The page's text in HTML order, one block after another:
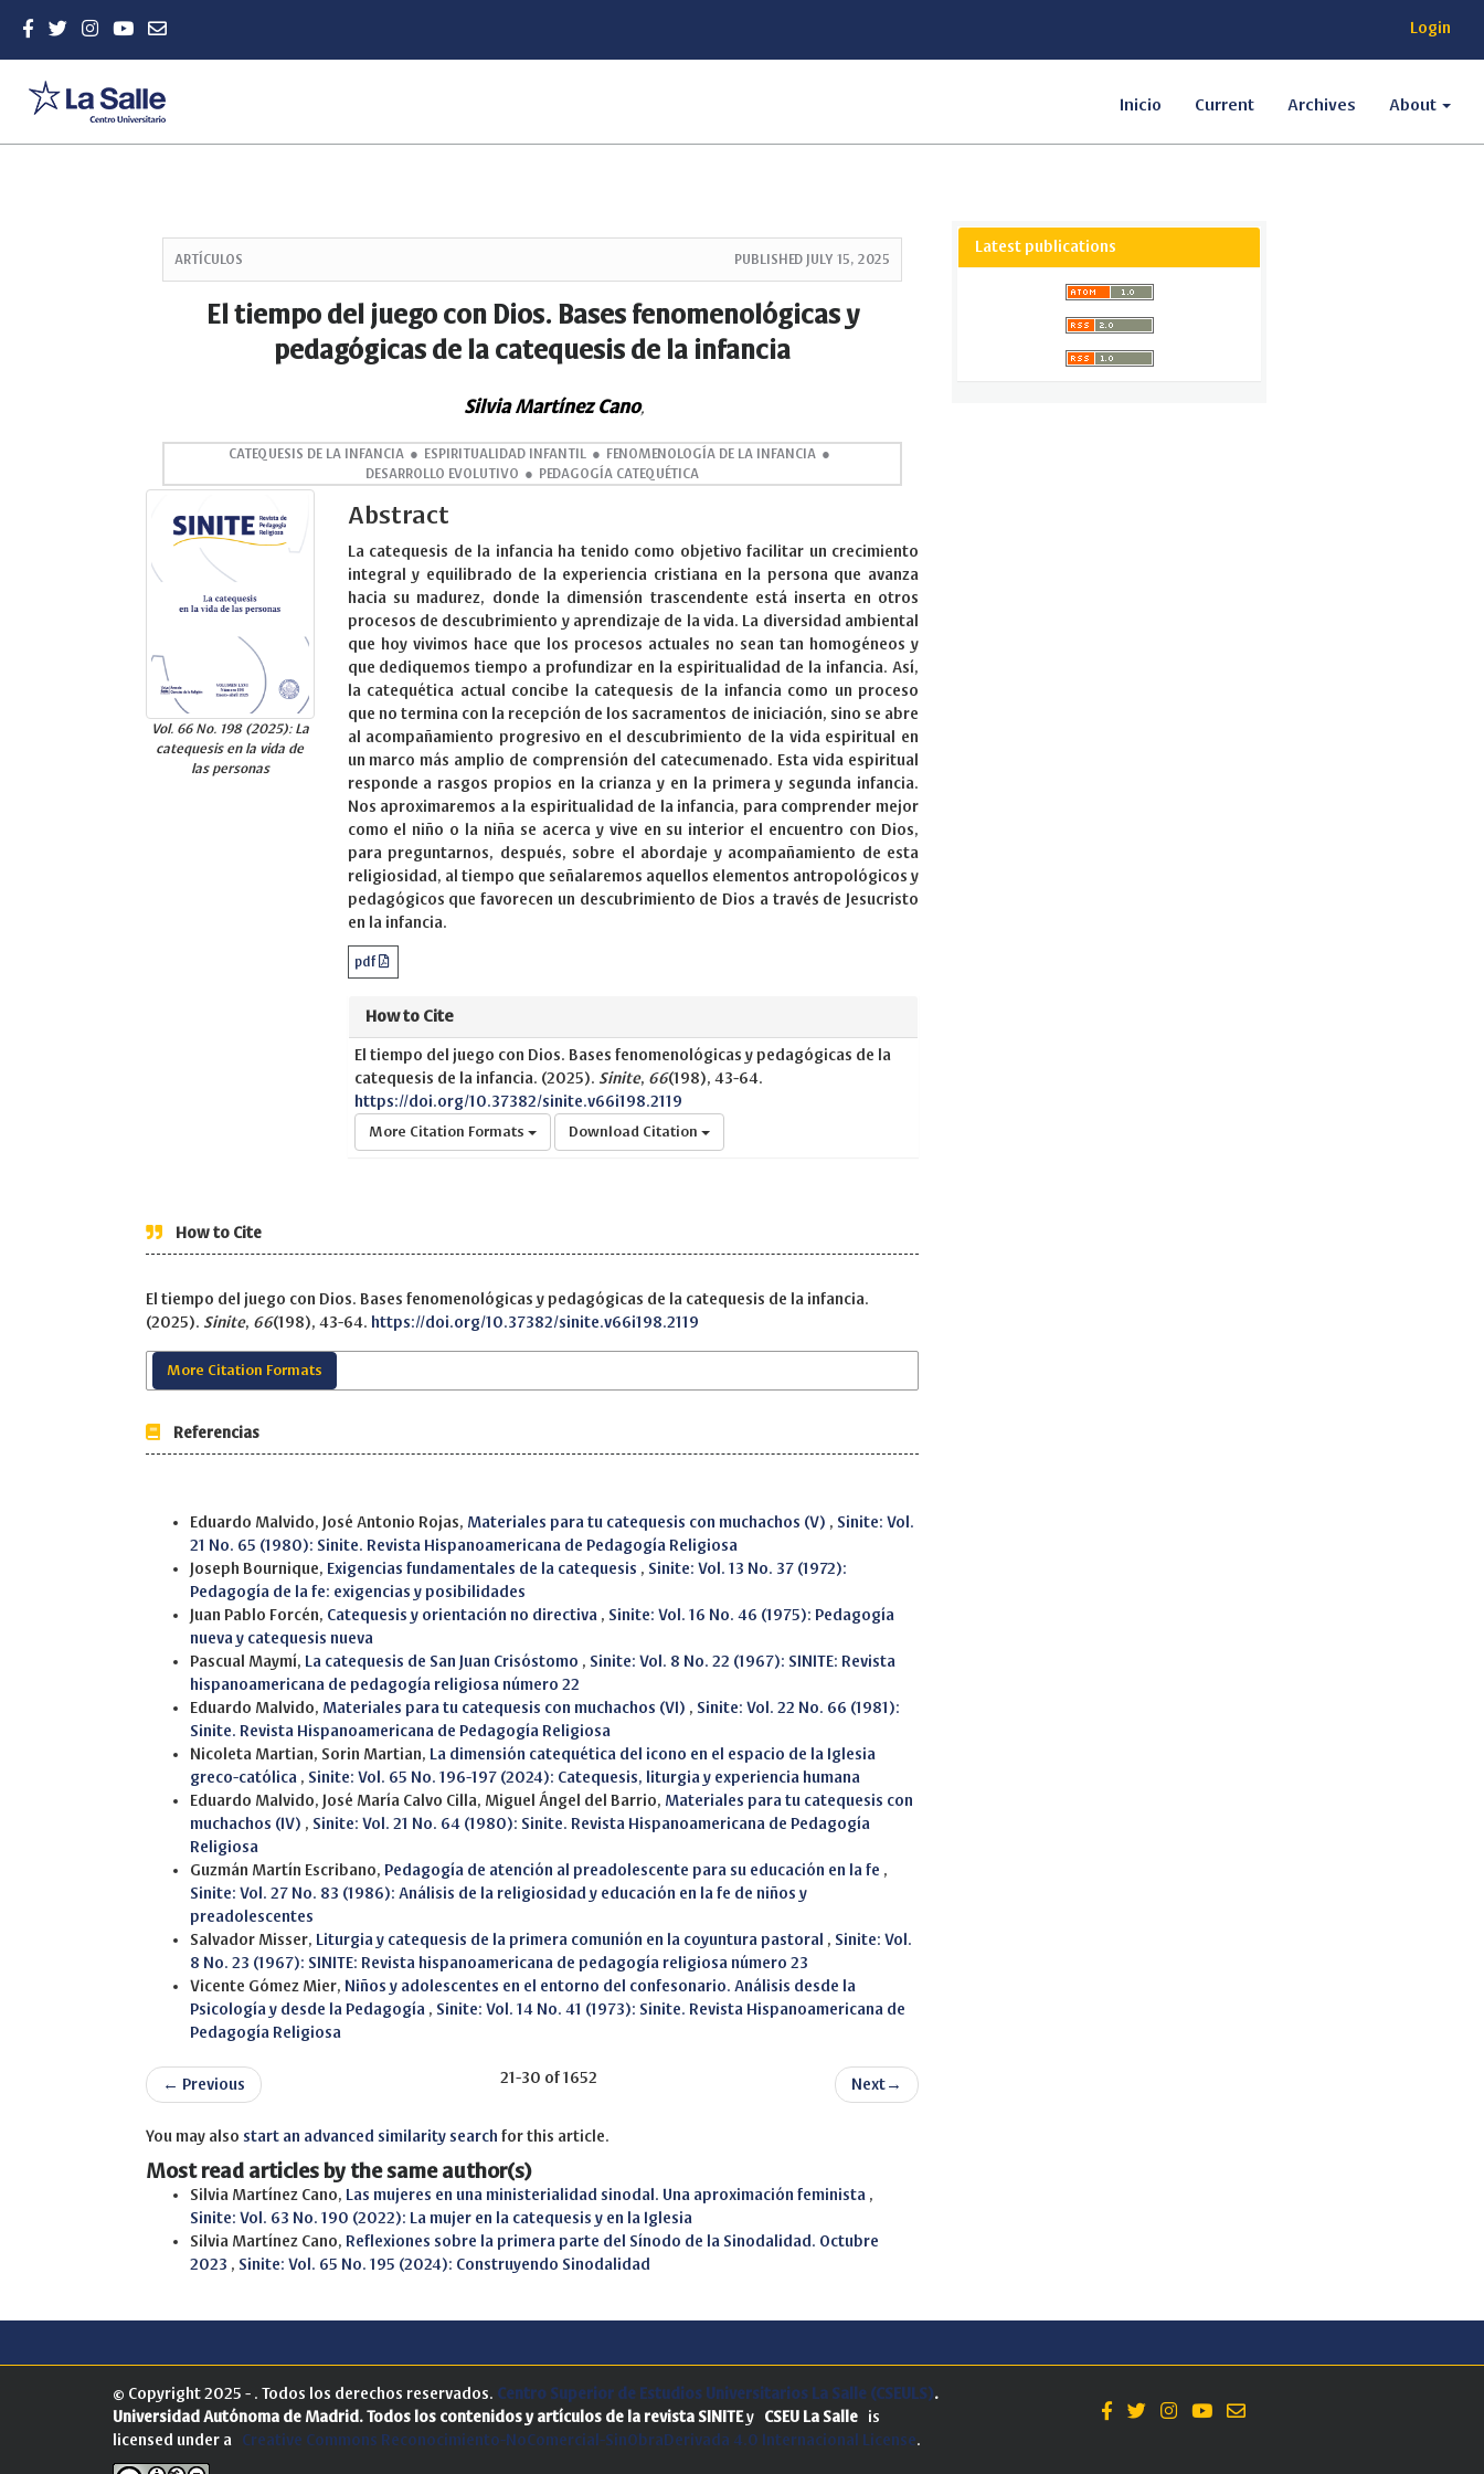
Login
Inicio Current Archives About
ARTÍCULOS PUBLISHED JULY 15, 2025
El tiempo del juego con Dios. Bases fenomenológicas y
pedagógicas de la catequesis de la infancia
Silvia Martínez Cano,
CATEQUESIS DE LA INFANCIA ESPIRITUALIDAD INFANTIL
FENOMENOLOGÍA DE LA INFANCIA
DESARROLLO EVOLUTIVO
PEDAGOGÍA CATEQUÉTICA
Vol. 66 No. 198 (2025): La
catequesis en la vida de
las personas
Abstract
La catequesis de la infancia ha tenido como objetivo facilitar un crecimiento
integral y equilibrado de la experiencia cristiana en la persona que avanza
hacia su madurez, donde la dimensión trascendente está inserta en otros
procesos de descubrimiento y aprendizaje de la vida. La diversidad ambiental
que hoy vivimos hace que los procesos actuales no sean tan homogéneos y
que dediquemos tiempo a profundizar en la espiritualidad de la infancia. Así,
la catequética actual concibe la catequesis de la infancia como un proceso
que no termina con la recepción de los sacramentos de iniciación, sino se abre
al acompañamiento progresivo en el descubrimiento de la vida espiritual en
un marco más amplio de comprensión del catecumenado. Esta vida espiritual
responde a rasgos propios en la crianza y en la primera y segunda infancia.
Nos aproximaremos a la espiritualidad de la infancia, para comprender mejor
como el niño o la niña se acerca y vive en su interior el encuentro con Dios,
para preguntarnos, después, sobre el abordaje y acompañamiento de esta
religiosidad, al tiempo que señalaremos aquellos elementos antropológicos y
pedagógicos que favorecen un descubrimiento de Dios a través de Jesucristo
en la infancia.
pdf
How to Cite
El tiempo del juego con Dios. Bases fenomenológicas y pedagógicas de la
catequesis de la infancia. (2025). Sinite, 66(198), 43-64.
https://doi.org/10.37382/sinite.v66i198.2119
More Citation Formats Download Citation
How to Cite
El tiempo del juego con Dios. Bases fenomenológicas y pedagógicas de la catequesis de la infancia.
(2025). Sinite, 66(198), 43-64. https://doi.org/10.37382/sinite.v66i198.2119
More Citation Formats
Referencias
Eduardo Malvido, José Antonio Rojas, Materiales para tu catequesis con muchachos (V) , Sinite: Vol.
21 No. 65 (1980): Sinite. Revista Hispanoamericana de Pedagogía Religiosa
Joseph Bournique, Exigencias fundamentales de la catequesis , Sinite: Vol. 13 No. 37 (1972):
Pedagogía de la fe: exigencias y posibilidades
Juan Pablo Forcén, Catequesis y orientación no directiva , Sinite: Vol. 16 No. 46 (1975): Pedagogía
nueva y catequesis nueva
Pascual Maymí, La catequesis de San Juan Crisóstomo , Sinite: Vol. 8 No. 22 (1967): SINITE: Revista
hispanoamericana de pedagogía religiosa número 22
Eduardo Malvido, Materiales para tu catequesis con muchachos (VI) , Sinite: Vol. 22 No. 66 (1981):
Sinite. Revista Hispanoamericana de Pedagogía Religiosa
Nicoleta Martian, Sorin Martian, La dimensión catequética del icono en el espacio de la Iglesia
greco-católica , Sinite: Vol. 65 No. 196-197 (2024): Catequesis, liturgia y experiencia humana
Eduardo Malvido, José María Calvo Cilla, Miguel Ángel del Barrio, Materiales para tu catequesis con
muchachos (IV) , Sinite: Vol. 21 No. 64 (1980): Sinite. Revista Hispanoamericana de Pedagogía
Religiosa
Guzmán Martín Escribano, Pedagogía de atención al preadolescente para su educación en la fe ,
Sinite: Vol. 27 No. 83 (1986): Análisis de la religiosidad y educación en la fe de niños y
preadolescentes
Salvador Misser, Liturgia y catequesis de la primera comunión en la coyuntura pastoral , Sinite: Vol.
8 No. 23 (1967): SINITE: Revista hispanoamericana de pedagogía religiosa número 23
Vicente Gómez Mier, Niños y adolescentes en el entorno del confesonario. Análisis desde la
Psicología y desde la Pedagogía , Sinite: Vol. 14 No. 41 (1973): Sinite. Revista Hispanoamericana de
Pedagogía Religiosa
← Previous 21-30 of 1652 Next →
You may also start an advanced similarity search for this article.
Most read articles by the same author(s)
Silvia Martínez Cano, Las mujeres en una ministerialidad sinodal. Una aproximación feminista ,
Sinite: Vol. 63 No. 190 (2022): La mujer en la catequesis y en la Iglesia
Silvia Martínez Cano, Reflexiones sobre la primera parte del Sínodo de la Sinodalidad. Octubre
2023 , Sinite: Vol. 65 No. 195 (2024): Construyendo Sinodalidad
Latest publications
© Copyright 2025 - . Todos los derechos reservados. Centro Superior de Estudios Universitarios La Salle (CSEULS).
Universidad Autónoma de Madrid. Todos los contenidos y artículos de la revista SINITEy CSEU La Salle is
licensed under a Creative Commons Reconocimiento-NoComercial-SinObraDerivada 4.0 Internacional License.